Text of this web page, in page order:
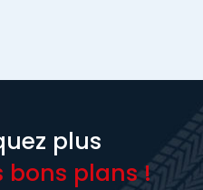
plus
bons plans !